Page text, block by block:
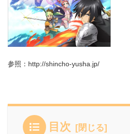
参照：http://shincho-yusha.jp/
目次